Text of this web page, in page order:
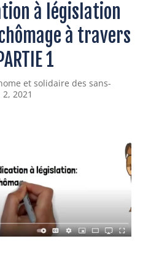
à législation
à travers
1
et solidaire des sans-
2021